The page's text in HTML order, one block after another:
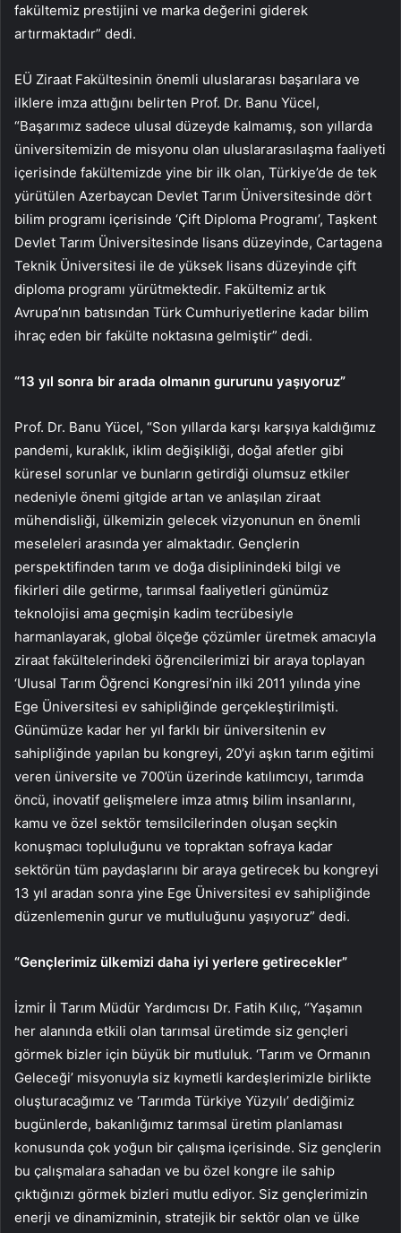
fakültemiz prestijini ve marka değerini giderek
artırmaktadır” dedi.
EÜ Ziraat Fakültesinin önemli uluslararası başarılara ve
ilklere imza attığını belirten Prof. Dr. Banu Yücel,
“Başarımız sadece ulusal düzeyde kalmamış, son yıllarda
üniversitemizin de misyonu olan uluslararasılaşma faaliyeti
içerisinde fakültemizde yine bir ilk olan, Türkiye’de de tek
yürütülen Azerbaycan Devlet Tarım Üniversitesinde dört
bilim programı içerisinde ‘Çift Diploma Programı’, Taşkent
Devlet Tarım Üniversitesinde lisans düzeyinde, Cartagena
Teknik Üniversitesi ile de yüksek lisans düzeyinde çift
diploma programı yürütmektedir. Fakültemiz artık
Avrupa’nın batısından Türk Cumhuriyetlerine kadar bilim
ihraç eden bir fakülte noktasına gelmiştir” dedi.
“13 yıl sonra bir arada olmanın gururunu yaşıyoruz”
Prof. Dr. Banu Yücel, “Son yıllarda karşı karşıya kaldığımız
pandemi, kuraklık, iklim değişikliği, doğal afetler gibi
küresel sorunlar ve bunların getirdiği olumsuz etkiler
nedeniyle önemi gitgide artan ve anlaşılan ziraat
mühendisliği, ülkemizin gelecek vizyonunun en önemli
meseleleri arasında yer almaktadır. Gençlerin
perspektifinden tarım ve doğa disiplinindeki bilgi ve
fikirleri dile getirme, tarımsal faaliyetleri günümüz
teknolojisi ama geçmişin kadim tecrübesiyle
harmanlayarak, global ölçeğe çözümler üretmek amacıyla
ziraat fakültelerindeki öğrencilerimizi bir araya toplayan
‘Ulusal Tarım Öğrenci Kongresi’nin ilki 2011 yılında yine
Ege Üniversitesi ev sahipliğinde gerçekleştirilmişti.
Günümüze kadar her yıl farklı bir üniversitenin ev
sahipliğinde yapılan bu kongreyi, 20’yi aşkın tarım eğitimi
veren üniversite ve 700’ün üzerinde katılımcıyı, tarımda
öncü, inovatif gelişmelere imza atmış bilim insanlarını,
kamu ve özel sektör temsilcilerinden oluşan seçkin
konuşmacı topluluğunu ve topraktan sofraya kadar
sektörün tüm paydaşlarını bir araya getirecek bu kongreyi
13 yıl aradan sonra yine Ege Üniversitesi ev sahipliğinde
düzenlemenin gurur ve mutluluğunu yaşıyoruz” dedi.
“Gençlerimiz ülkemizi daha iyi yerlere getirecekler”
İzmir İl Tarım Müdür Yardımcısı Dr. Fatih Kılıç, “Yaşamın
her alanında etkili olan tarımsal üretimde siz gençleri
görmek bizler için büyük bir mutluluk. ‘Tarım ve Ormanın
Geleceği’ misyonuyla siz kıymetli kardeşlerimizle birlikte
oluşturacağımız ve ‘Tarımda Türkiye Yüzyılı’ dediğimiz
bugünlerde, bakanlığımız tarımsal üretim planlaması
konusunda çok yoğun bir çalışma içerisinde. Siz gençlerin
bu çalışmalara sahadan ve bu özel kongre ile sahip
çıktığınızı görmek bizleri mutlu ediyor. Siz gençlerimizin
enerji ve dinamizminin, stratejik bir sektör olan ve ülke